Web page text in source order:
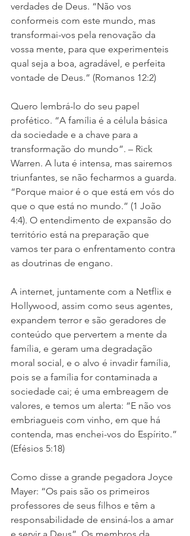
verdades de Deus. “Não vos
conformeis com este mundo, mas
transformai-vos pela renovação da
vossa mente, para que experimenteis
qual seja a boa, agradável, e perfeita
vontade de Deus.” (Romanos 12:2)
Quero lembrá-lo do seu papel
profético. “A família é a célula básica
da sociedade e a chave para a
transformação do mundo”. – Rick
Warren. A luta é intensa, mas sairemos
triunfantes, se não fecharmos a guarda.
“Porque maior é o que está em vós do
que o que está no mundo.” (1 João
4:4). O entendimento de expansão do
território está na preparação que
vamos ter para o enfrentamento contra
as doutrinas de engano.
A internet, juntamente com a Netflix e
Hollywood, assim como seus agentes,
expandem terror e são geradores de
conteúdo que pervertem a mente da
família, e geram uma degradação
moral social, e o alvo é invadir família,
pois se a família for contaminada a
sociedade cai; é uma embreagem de
valores, e temos um alerta: “E não vos
embriagueis com vinho, em que há
contenda, mas enchei-vos do Espírito.”
(Efésios 5:18)
Como disse a grande pegadora Joyce
Mayer: “Os pais são os primeiros
professores de seus filhos e têm a
responsabilidade de ensiná-los a amar